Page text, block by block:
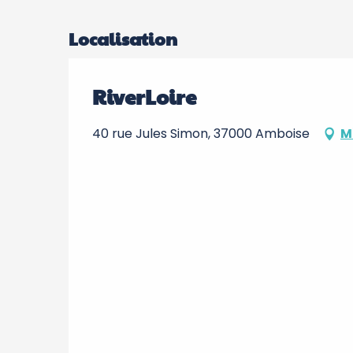
Localisation
RiverLoire
40 rue Jules Simon, 37000 Amboise